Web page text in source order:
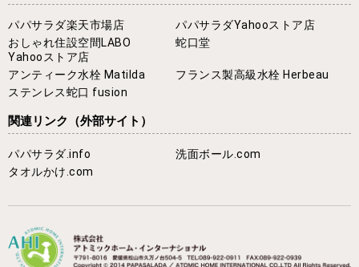
パパサラダ楽天市場店
パパサラダYahooストア店
おしゃれ住設空間LABO
Yahooストア店
蛇口堂
アンティーク水栓 Matilda
フランス製高級水栓 Herbeau
ステンレス蛇口 fusion
関連リンク （外部サイト）
パパサラダ.info
洗面ボール.com
タオルかけ.com